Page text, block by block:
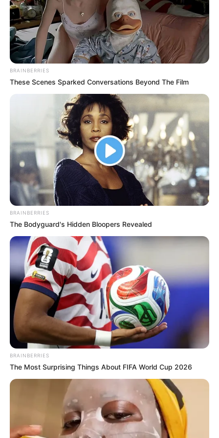
Bilder von Sehenswürdigkeiten mit touristischen
Informationen über Husum:
Ausflugsziele, Sehenswürdigkeiten,
Freizeitangebote und Museen in und im Umkreis
von Husum:
Museen in und um Husum
Kinderausflugsziele für Husum
Kindergeburtstag feiern
Schlösser und Burgen in und um Husum
BRAINBERRIES
These Scenes Sparked Conversations Beyond The Film
BRAINBERRIES
The Bodyguard's Hidden Bloopers Revealed
BRAINBERRIES
The Most Surprising Things About FIFA World Cup 2026